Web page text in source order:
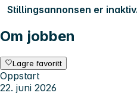
Stillingsannonsen er inaktiv.
Om jobben
Lagre favoritt
Oppstart
22. juni 2026